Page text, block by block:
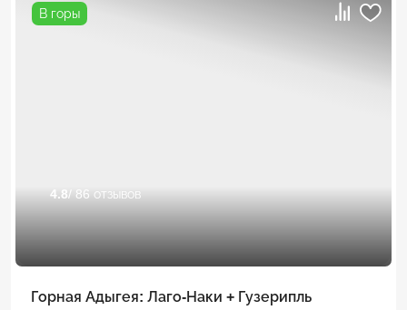
В горы
4.8/ 86 отзывов
Горная Адыгея: Лаго-Наки + Гузерипль